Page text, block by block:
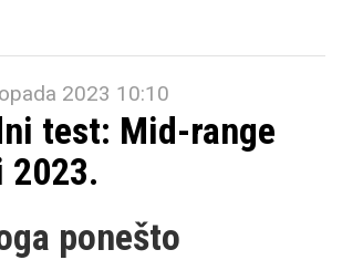
2023 10:10
test: Mid-range
2023.
ponešto